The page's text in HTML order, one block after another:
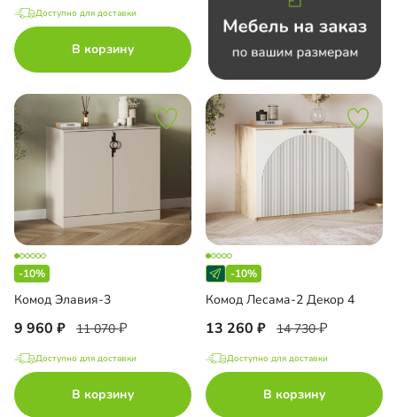
Доступно для доставки
В корзину
-10%
Комод Элавия-3
9 960 11 070
Доступно для доставки
В корзину
-10%
Комод Лесама-2 Декор 4
13 260 14 730
Доступно для доставки
В корзину